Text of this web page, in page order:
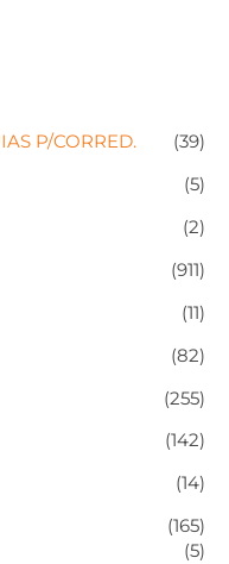
P/CORRED.
(39)
(5)
(2)
(911)
(11)
(82)
(255)
(142)
(14)
(165)
(5)